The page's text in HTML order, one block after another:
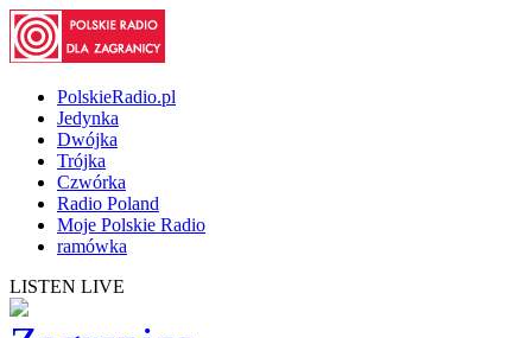
PolskieRadio.pl
Jedynka
Dwójka
Trójka
Czwórka
Radio Poland
Moje Polskie Radio
ramówka
LISTEN LIVE